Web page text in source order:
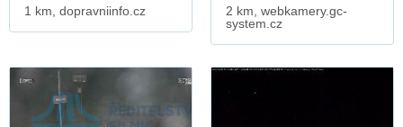
1 km, dopravniinfo.cz
2 km, webkamery.gc-
system.cz